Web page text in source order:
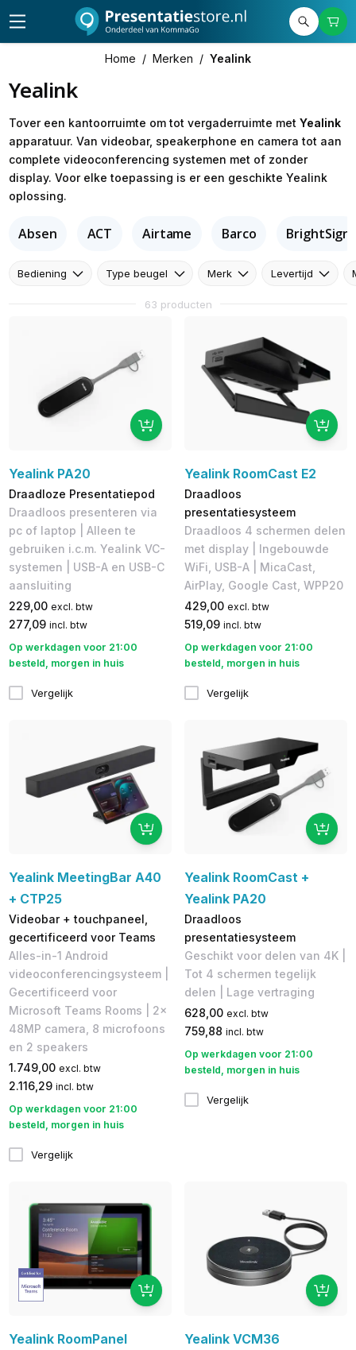
Home / Merken / Yealink
Yealink
Tover een kantoorruimte om tot vergaderruimte met Yealink
apparatuur. Van videobar, speakerphone en camera tot aan
complete videoconferencing systemen met of zonder
display. Voor elke toepassing is er een geschikte Yealink
oplossing.
Absen ACT Airtame Barco BrightSign
Bediening Type beugel Merk Levertijd
63 producten
Yealink PA20
Draadloze Presentatiepod
Draadloos presenteren via
pc of laptop | Alleen te
gebruiken i.c.m. Yealink VC-
systemen | USB-A en USB-C
aansluiting
229,00 excl. btw
277,09 incl. btw
Op werkdagen voor 21:00
besteld, morgen in huis
Vergelijk
Yealink RoomCast E2
Draadloos
presentatiesysteem
Draadloos 4 schermen delen
met display | ​Ingebouwde
WiFi, USB-A | MicaCast,
AirPlay, Google Cast, WPP20
429,00 excl. btw
519,09 incl. btw
Op werkdagen voor 21:00
besteld, morgen in huis
Vergelijk
Yealink MeetingBar A40
+ CTP25
Videobar + touchpaneel,
gecertificeerd voor Teams
Alles-in-1 Android
videoconferencingsysteem |
Gecertificeerd voor
Microsoft Teams Rooms | 2x
48MP camera, 8 microfoons
en 2 speakers
1.749,00 excl. btw
2.116,29 incl. btw
Op werkdagen voor 21:00
besteld, morgen in huis
Vergelijk
Yealink RoomCast +
Yealink PA20
Draadloos
presentatiesysteem
Geschikt voor delen van 4K |
Tot 4 schermen tegelijk
delen | Lage vertraging
628,00 excl. btw
759,88 incl. btw
Op werkdagen voor 21:00
besteld, morgen in huis
Vergelijk
Yealink RoomPanel
Yealink VCM36